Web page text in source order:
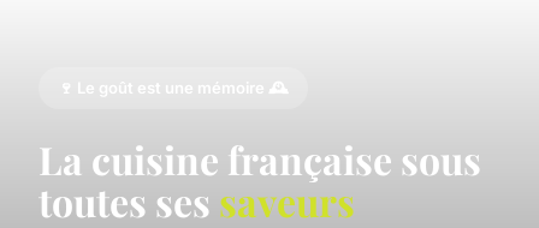
🍷 Le goût est une mémoire 🕰️
La cuisine française sous
toutes ses saveurs